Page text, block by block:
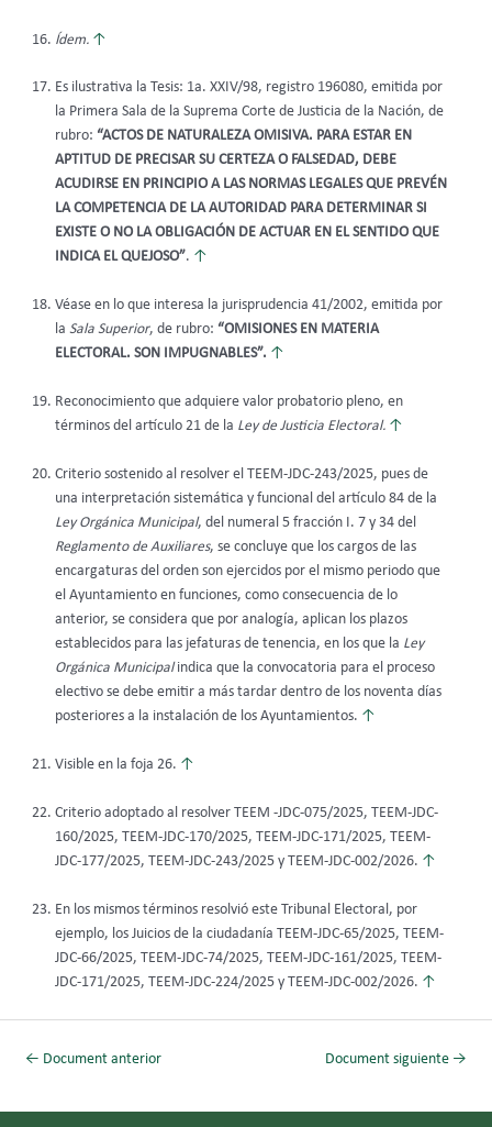
Ídem. ↑
Es ilustrativa la Tesis: 1a. XXIV/98, registro 196080, emitida por
la Primera Sala de la Suprema Corte de Justicia de la Nación, de
rubro: “ACTOS DE NATURALEZA OMISIVA. PARA ESTAR EN
APTITUD DE PRECISAR SU CERTEZA O FALSEDAD, DEBE
ACUDIRSE EN PRINCIPIO A LAS NORMAS LEGALES QUE PREVÉN
LA COMPETENCIA DE LA AUTORIDAD PARA DETERMINAR SI
EXISTE O NO LA OBLIGACIÓN DE ACTUAR EN EL SENTIDO QUE
INDICA EL QUEJOSO”. ↑
Véase en lo que interesa la jurisprudencia 41/2002, emitida por
la Sala Superior, de rubro: “OMISIONES EN MATERIA
ELECTORAL. SON IMPUGNABLES”. ↑
Reconocimiento que adquiere valor probatorio pleno, en
términos del artículo 21 de la Ley de Justicia Electoral. ↑
Criterio sostenido al resolver el TEEM-JDC-243/2025, pues de
una interpretación sistemática y funcional del artículo 84 de la
Ley Orgánica Municipal, del numeral 5 fracción I. 7 y 34 del
Reglamento de Auxiliares, se concluye que los cargos de las
encargaturas del orden son ejercidos por el mismo periodo que
el Ayuntamiento en funciones, como consecuencia de lo
anterior, se considera que por analogía, aplican los plazos
establecidos para las jefaturas de tenencia, en los que la Ley
Orgánica Municipalindica que la convocatoria para el proceso
electivo se debe emitir a más tardar dentro de los noventa días
posteriores a la instalación de los Ayuntamientos. ↑
Visible en la foja 26. ↑
Criterio adoptado al resolver TEEM -JDC-075/2025, TEEM-JDC-
160/2025, TEEM-JDC-170/2025, TEEM-JDC-171/2025, TEEM-
JDC-177/2025, TEEM-JDC-243/2025 y TEEM-JDC-002/2026. ↑
En los mismos términos resolvió este Tribunal Electoral, por
ejemplo, los Juicios de la ciudadanía TEEM-JDC-65/2025, TEEM-
JDC-66/2025, TEEM-JDC-74/2025, TEEM-JDC-161/2025, TEEM-
JDC-171/2025, TEEM-JDC-224/2025 y TEEM-JDC-002/2026. ↑
← Document anterior Document siguiente →